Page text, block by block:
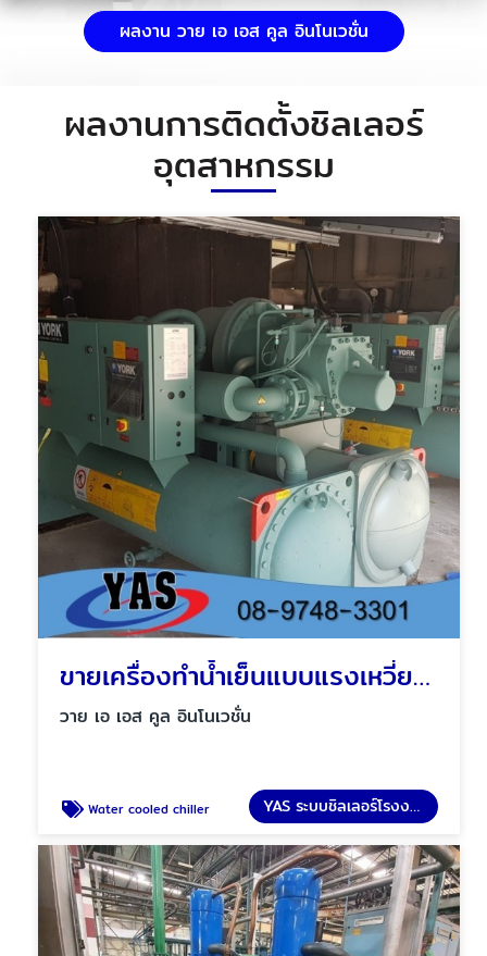
ผลงาน วาย เอ เอส คูล อินโนเวชั่น
ผลงานการติดตั้งชิลเลอร์
อุตสาหกรรม
ขายเครื่องทำน้ำเย็นแบบแรงเหวี่ยง ชลบุรี
วาย เอ เอส คูล อินโนเวชั่น
Water cooled chiller YAS ระบบชิลเลอร์โรงงาน